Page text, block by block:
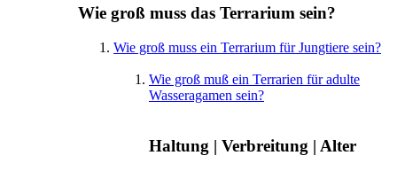
Wie groß muss das Terrarium sein?
Wie groß muss ein Terrarium für Jungtiere sein?
Wie groß muß ein Terrarien für adulte
Wasseragamen sein?
Haltung | Verbreitung | Alter